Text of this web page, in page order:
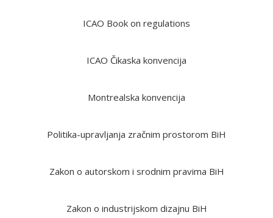
ICAO Book on regulations
ICAO Čikaska konvencija
Montrealska konvencija
Politika-upravljanja zračnim prostorom BiH
Zakon o autorskom i srodnim pravima BiH
Zakon o industrijskom dizajnu BiH